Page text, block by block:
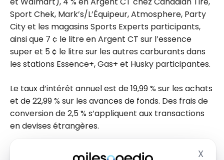
X
Sport Chek, Mark’s/L’Équipeur, Atmosphere, Party
City et les magasins Sports Experts participants,
ainsi que 7 ¢ le litre en Argent CT sur l’essence
super et 5 ¢ le litre sur les autres carburants dans
les stations Essence+, Gas+ et Husky participantes.
Le taux d’intérêt annuel est de 19,99 % sur les achats
et de 22,99 % sur les avances de fonds. Des frais de
conversion de 2,5 % s’appliquent aux transactions
en devises étrangères.